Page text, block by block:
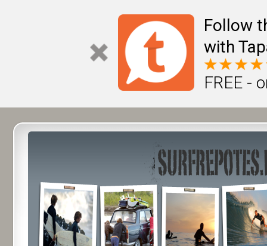
Follow
with
FREE -